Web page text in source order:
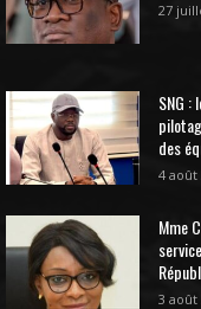
27
SNG
des
4 août
Mme
3 août